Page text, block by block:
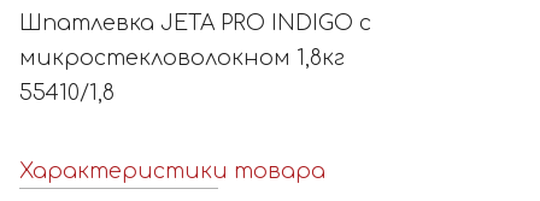
Шпатлевка JETA PRO INDIGO с
микростекловолокном 1,8кг
55410/1,8
Характеристики товара